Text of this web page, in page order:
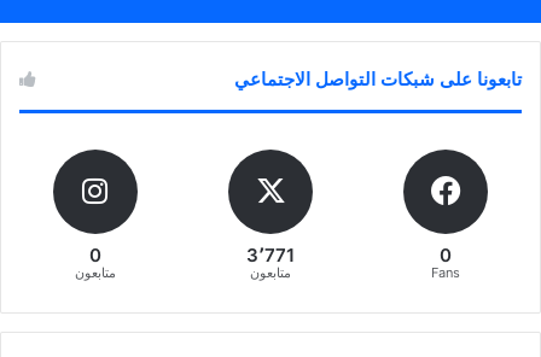
تابعونا على شبكات التواصل الاجتماعي
0
Fans
3٬771
متابعون
0
متابعون